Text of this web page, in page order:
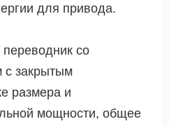
для привода.
со
с закрытым
размера и
мощности, общее